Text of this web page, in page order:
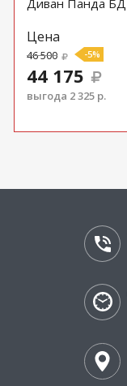
Диван Панда БД
Цена
46 500 -5%
44 175
выгода 2 325 р.